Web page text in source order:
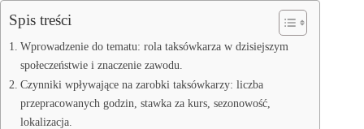
Spis treści
Wprowadzenie do tematu: rola taksówkarza w dzisiejszym
społeczeństwie i znaczenie zawodu.
Czynniki wpływające na zarobki taksówkarzy: liczba
przepracowanych godzin, stawka za kurs, sezonowość,
lokalizacja.